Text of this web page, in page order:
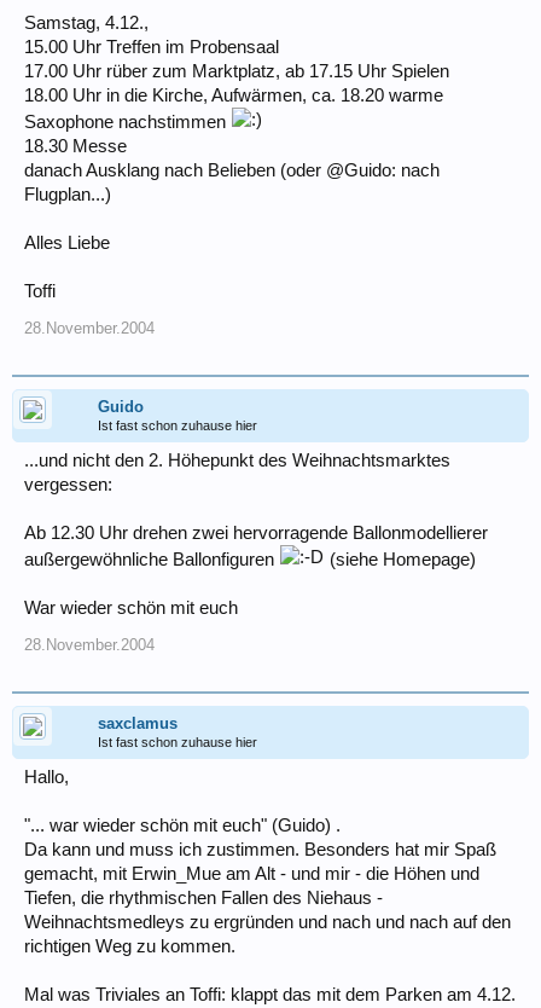
Samstag, 4.12.,
15.00 Uhr Treffen im Probensaal
17.00 Uhr rüber zum Marktplatz, ab 17.15 Uhr Spielen
18.00 Uhr in die Kirche, Aufwärmen, ca. 18.20 warme
Saxophone nachstimmen
18.30 Messe
danach Ausklang nach Belieben (oder @Guido: nach
Flugplan...)
Alles Liebe
Toffi
28.November.2004
Guido
Ist fast schon zuhause hier
...und nicht den 2. Höhepunkt des Weihnachtsmarktes
vergessen:
Ab 12.30 Uhr drehen zwei hervorragende Ballonmodellierer
außergewöhnliche Ballonfiguren
(siehe Homepage)
War wieder schön mit euch
28.November.2004
saxclamus
Ist fast schon zuhause hier
Hallo,
"... war wieder schön mit euch" (Guido) .
Da kann und muss ich zustimmen. Besonders hat mir Spaß
gemacht, mit Erwin_Mue am Alt - und mir - die Höhen und
Tiefen, die rhythmischen Fallen des Niehaus -
Weihnachtsmedleys zu ergründen und nach und nach auf den
richtigen Weg zu kommen.
Mal was Triviales an Toffi: klappt das mit dem Parken am 4.12.